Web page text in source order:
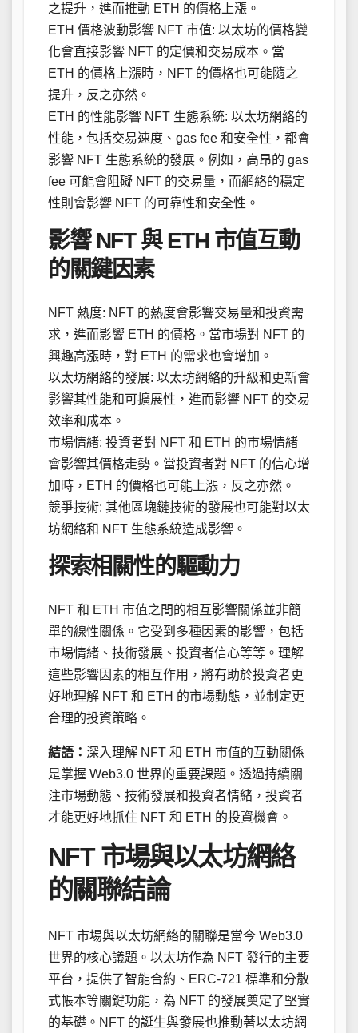
之提升，進而推動 ETH 的價格上漲。
ETH 價格波動影響 NFT 市值: 以太坊的價格變
化會直接影響 NFT 的定價和交易成本。當
ETH 的價格上漲時，NFT 的價格也可能隨之
提升，反之亦然。
ETH 的性能影響 NFT 生態系統: 以太坊網絡的
性能，包括交易速度、gas fee 和安全性，都會
影響 NFT 生態系統的發展。例如，高昂的 gas
fee 可能會阻礙 NFT 的交易量，而網絡的穩定
性則會影響 NFT 的可靠性和安全性。
影響 NFT 與 ETH 市值互動
的關鍵因素
NFT 熱度: NFT 的熱度會影響交易量和投資需
求，進而影響 ETH 的價格。當市場對 NFT 的
興趣高漲時，對 ETH 的需求也會增加。
以太坊網絡的發展: 以太坊網絡的升級和更新會
影響其性能和可擴展性，進而影響 NFT 的交易
效率和成本。
市場情緒: 投資者對 NFT 和 ETH 的市場情緒
會影響其價格走勢。當投資者對 NFT 的信心增
加時，ETH 的價格也可能上漲，反之亦然。
競爭技術: 其他區塊鏈技術的發展也可能對以太
坊網絡和 NFT 生態系統造成影響。
探索相關性的驅動力
NFT 和 ETH 市值之間的相互影響關係並非簡
單的線性關係。它受到多種因素的影響，包括
市場情緒、技術發展、投資者信心等等。理解
這些影響因素的相互作用，將有助於投資者更
好地理解 NFT 和 ETH 的市場動態，並制定更
合理的投資策略。
結語： 深入理解 NFT 和 ETH 市值的互動關係
是掌握 Web3.0 世界的重要課題。透過持續關
注市場動態、技術發展和投資者情緒，投資者
才能更好地抓住 NFT 和 ETH 的投資機會。
NFT 市場與以太坊網絡
的關聯結論
NFT 市場與以太坊網絡的關聯是當今 Web3.0
世界的核心議題。以太坊作為 NFT 發行的主要
平台，提供了智能合約、ERC-721 標準和分散
式帳本等關鍵功能，為 NFT 的發展奠定了堅實
的基礎。NFT 的誕生與發展也推動著以太坊網